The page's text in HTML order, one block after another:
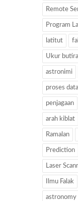
Remote
Program
latitut
Ukur
astronimi
proses data
penjagaan
arah kiblat
Ramalan
Prediction
Laser
Ilmu Falak
astronomy